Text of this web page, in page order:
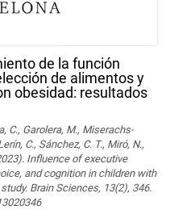
de la función
de alimentos y
obesidad: resultados
C., Garolera, M., Miserachs-
C., Sánchez, C. T., Miró, N.,
Influence of executive
and cognition in children with
Brain Sciences, 13(2), 346.